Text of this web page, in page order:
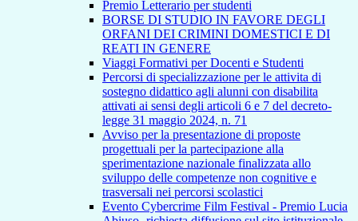
Premio Letterario per studenti
BORSE DI STUDIO IN FAVORE DEGLI
ORFANI DEI CRIMINI DOMESTICI E DI
REATI IN GENERE
Viaggi Formativi per Docenti e Studenti
Percorsi di specializzazione per le attivita di
sostegno didattico agli alunni con disabilita
attivati ai sensi degli articoli 6 e 7 del decreto-
legge 31 maggio 2024, n. 71
Avviso per la presentazione di proposte
progettuali per la partecipazione alla
sperimentazione nazionale finalizzata allo
sviluppo delle competenze non cognitive e
trasversali nei percorsi scolastici
Evento Cybercrime Film Festival - Premio Lucia